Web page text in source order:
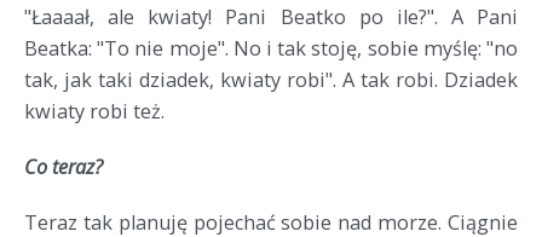
"Łaaaał, ale kwiaty! Pani Beatko po ile?". A Pani
Beatka: "To nie moje". No i tak stoję, sobie myślę: "no
tak, jak taki dziadek, kwiaty robi". A tak robi. Dziadek
kwiaty robi też.
Co teraz?
Teraz tak planuję pojechać sobie nad morze. Ciągnie